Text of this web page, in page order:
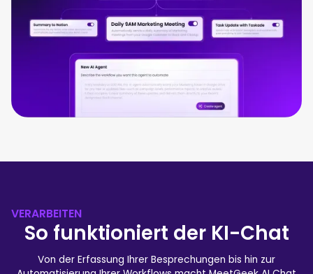
VERARBEITEN
So funktioniert der KI-Chat
Von der Erfassung Ihrer Besprechungen bis hin zur